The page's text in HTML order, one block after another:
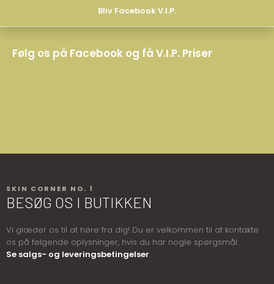
Følg os på Facebook og få V.I.P. Priser
Bliv Facebook V.I.P.
SKIN CORNER NO. 1
BESØG OS I BUTIKKEN
​​​Vi glæder os til at høre fra dig! Du er velkommen til at kontakte
os på følgende oplysninger, hvis du har nogle spørgsmål.
Se salgs- og leveringsbetingelser.